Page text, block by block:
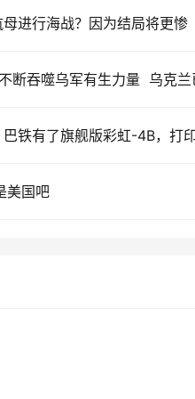
进行海战？因为结局将更惨
美国吧